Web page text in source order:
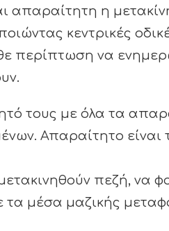
απαραίτητη η
κεντρικές
περίπτωση να
τους με όλα τα
Απαραίτητο
πεζή, να
μέσα μαζικής